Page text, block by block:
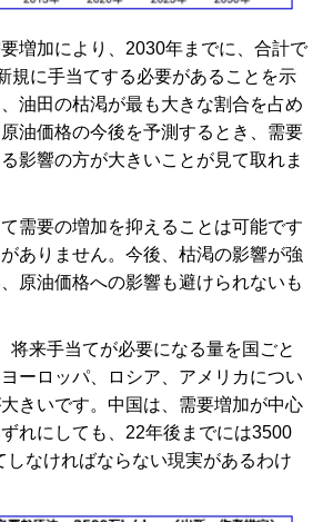
増加により、2030年までに、合計で
規に手当てする必要があることを示
油田の枯渇が最も大きな割合を占め
油価格の今後を予測するとき、需要
影響の方が大きいことが見て取れま
需要の増加を抑えることは可能です
ありません。今後、枯渇の影響が強
原油価格への影響も避けられないも
将来手当てが必要になる量を国ごと
ーロッパ、ロシア、アメリカについ
きいです。中国は、需要増加が中心
れにしても、22年後までには3500
しなければならない現実があるわけ